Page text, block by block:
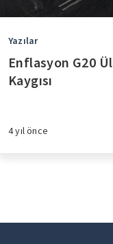
Yazılar
Enflasyon G20
Kaygısı
4 yıl önce